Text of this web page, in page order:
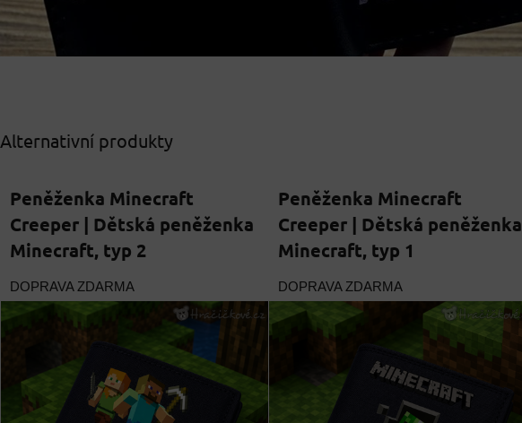
Alternativní produkty
Peněženka Minecraft
Creeper | Dětská peněženka
Minecraft, typ 2
DOPRAVA ZDARMA
Peněženka Minecraft
Creeper | Dětská peněženka
Minecraft, typ 1
DOPRAVA ZDARMA